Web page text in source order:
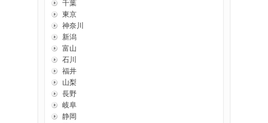
千葉
東京
神奈川
新潟
富山
石川
福井
山梨
長野
岐阜
静岡